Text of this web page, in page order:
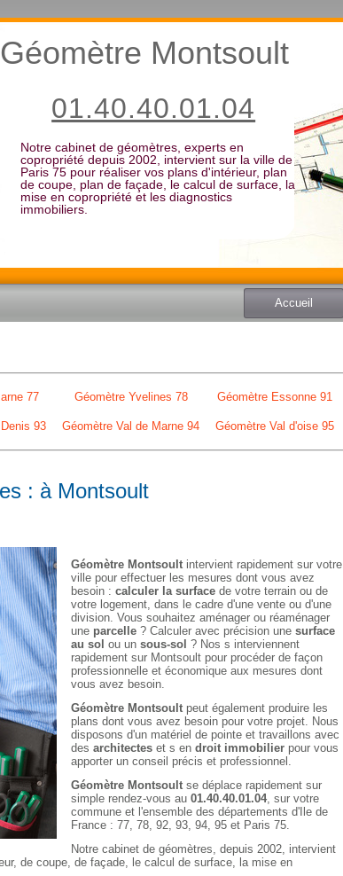
Notre cabinet de géomètres, experts en
copropriété depuis 2002, intervient sur la ville de
Paris 75 pour réaliser vos plans d'intérieur, plan
de coupe, plan de façade, le calcul de surface, la
mise en copropriété et les diagnostics
immobiliers.
Géomètre Montsoult
01.40.40.01.04
Accueil
77 Géomètre Yvelines 78 Géomètre Essonne 91
93 Géomètre Val de Marne 94 Géomètre Val d'oise 95
: à Montsoult
Géomètre Montsoult intervient rapidement sur votre
ville pour effectuer les mesures dont vous avez
besoin : calculer la surface de votre terrain ou de
votre logement, dans le cadre d'une vente ou d'une
division. Vous souhaitez aménager ou réaménager
une parcelle ? Calculer avec précision une surface
au sol ou un sous-sol ? Nos s interviennent
rapidement sur Montsoult pour procéder de façon
professionnelle et économique aux mesures dont
vous avez besoin.
Géomètre Montsoult peut également produire les
plans dont vous avez besoin pour votre projet. Nous
disposons d'un matériel de pointe et travaillons avec
des architectes et s en droit immobilier pour vous
apporter un conseil précis et professionnel.
Géomètre Montsoult se déplace rapidement sur
simple rendez-vous au 01.40.40.01.04, sur votre
commune et l'ensemble des départements d'Ile de
France : 77, 78, 92, 93, 94, 95 et Paris 75.
Notre cabinet de géomètres, depuis 2002, intervient
de coupe, de façade, le calcul de surface, la mise en